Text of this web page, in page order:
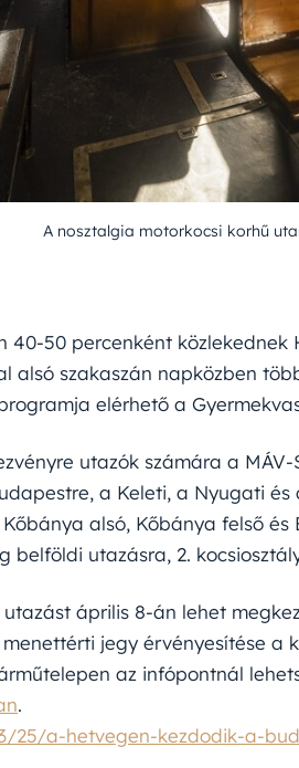
A nosztalgia motorkocsi korhű
40-50 percenként közlekednek
alsó szakaszán napközben
elérhető a
utazók számára a MÁV-
a Keleti, a Nyugati
alsó, Kőbánya felső és
belföldi utazásra, 2.
április 8-án lehet
jegy érvényesítése a
az infópontnál
.
25/a-hetvegen-kezdodik-a-